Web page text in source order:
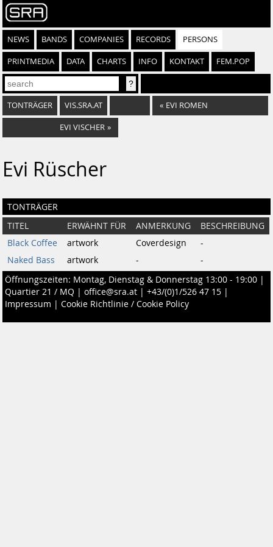
NEWS BANDS COMPANIES RECORDS PERSONS
PRINTMEDIA DATA CHARTS INFO KONTAKT FEM.POP
TONTRÄGER VIS.SRA.AT « EVI ROMEN
EVI VISCHER »
Evi Rüscher
TONTRÄGER
TITEL ERWÄHNT FÜR ANMERKUNG
BESCHREIBUNG
Black Coffee
artwork Coverdesign
-
Naked Bass
artwork -
-
Öffnungszeiten: Montag, Dienstag & Donnerstag 13:00 - 19:00 |
Quartier 21 / MQ | office@sra.at | +43/(0)1/526 47 15 |
Impressum | Cookie Richtlinie / Cookie Policy